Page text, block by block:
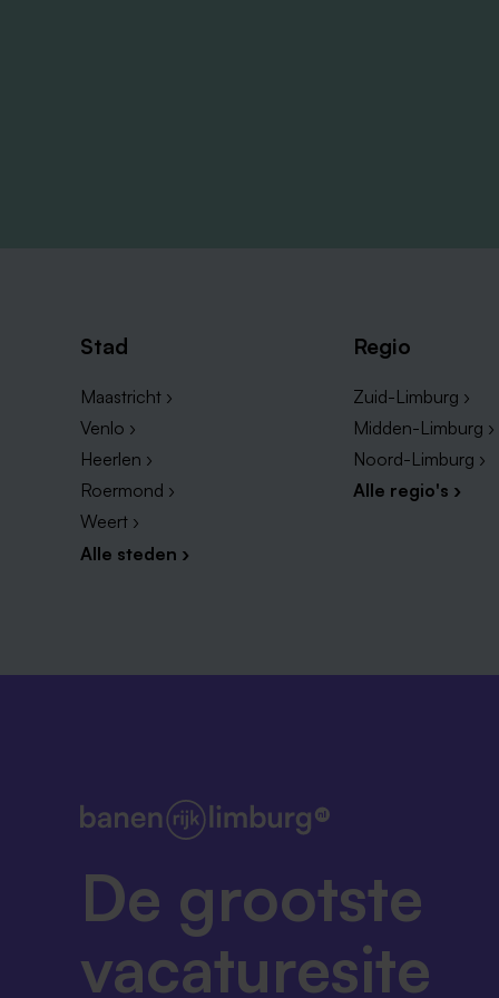
Stad
Maastricht ›
Venlo ›
Heerlen ›
Roermond ›
Weert ›
Alle steden ›
Regio
Zuid-Limburg ›
Midden-Limburg ›
Noord-Limburg ›
Alle regio's ›
De grootste
vacaturesite